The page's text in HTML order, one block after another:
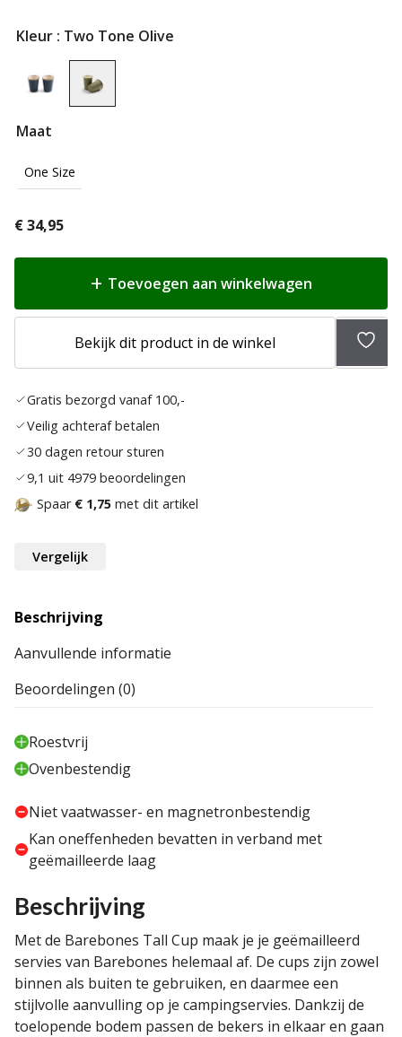
Kleur : Two Tone Olive
Maat
One Size
€34,95
Toevoegen aan winkelwagen
Bekijk dit product in de winkel
Gratis bezorgd vanaf 100,-
Veilig achteraf betalen
30 dagen retour sturen
9,1 uit 4979 beoordelingen
Spaar € 1,75 met dit artikel
Vergelijk
Beschrijving
Aanvullende informatie
Beoordelingen (0)
Roestvrij
Ovenbestendig
Niet vaatwasser- en magnetronbestendig
Kan oneffenheden bevatten in verband met
geëmailleerde laag
Beschrijving
Met de Barebones Tall Cup maak je je geëmailleerd
servies van Barebones helemaal af. De cups zijn zowel
binnen als buiten te gebruiken, en daarmee een
stijlvolle aanvulling op je campingservies. Dankzij de
toelopende bodem passen de bekers in elkaar en gaan